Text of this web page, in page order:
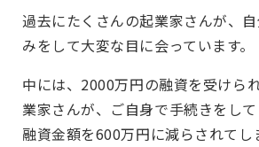
過去にたくさんの起業家さんが、
みをして大変な目に会っています。
中には、2000万円の融資を受けら
業家さんが、ご自身で手続きをし
融資金額を600万円に減らされてし